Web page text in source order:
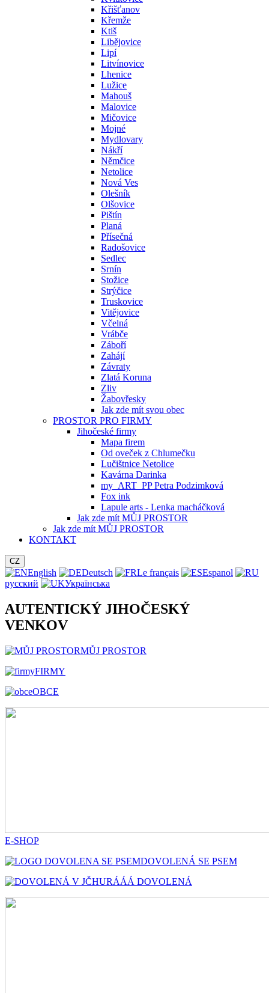
Křišťanov
Křemže
Ktiš
Libějovice
Lipí
Litvínovice
Lhenice
Lužice
Mahouš
Malovice
Mičovice
Mojné
Mydlovary
Nákří
Němčice
Netolice
Nová Ves
Olešník
Olšovice
Pištín
Planá
Přísečná
Radošovice
Sedlec
Srnín
Stožice
Strýčice
Truskovice
Vitějovice
Včelná
Vrábče
Záboří
Zahájí
Závraty
Zlatá Koruna
Zliv
Žabovřesky
Jak zde mít svou obec
PROSTOR PRO FIRMY
Jihočeské firmy
Mapa firem
Od oveček z Chlumečku
Lučištnice Netolice
Kavárna Darinka
my_ART_PP Petra Podzimková
Fox ink
Lapule arts - Lenka macháčková
Jak zde mít MŮJ PROSTOR
Jak zde mít MŮJ PROSTOR
KONTAKT
CZ
English Deutsch Le français
Espanol
русский
Українська
AUTENTICKÝ JIHOČESKÝ
VENKOV
MŮJ PROSTOR
FIRMY
OBCE
E-SHOP
DOVOLENÁ SE PSEM
HURÁÁÁ DOVOLENÁ